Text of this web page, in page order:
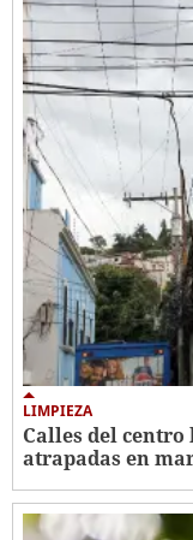
LIMPIEZA
Calles del
atrapadas en